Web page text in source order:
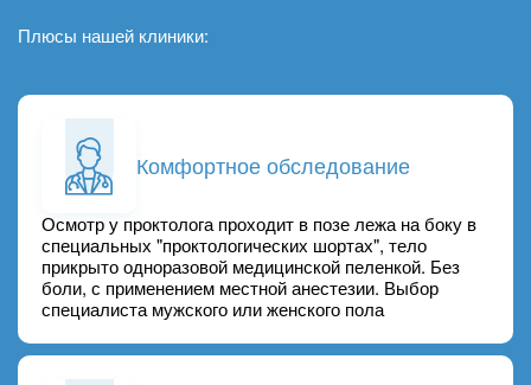
Плюсы нашей клиники:
Комфортное обследование
Осмотр у проктолога проходит в позе лежа на боку в
специальных "проктологических шортах", тело
прикрыто одноразовой медицинской пеленкой. Без
боли, с применением местной анестезии. Выбор
специалиста мужского или женского пола